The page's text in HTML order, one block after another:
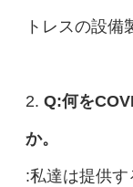
トレスの設備
2. Q:何を
か。
:私達は提供